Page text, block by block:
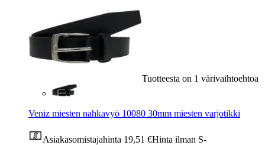
Tuotteesta on 1 värivaihtoehtoa
Veniz miesten nahkavyö 10080 30mm miesten varjotikki
Asiakasomistajahinta 19,51 €Hinta ilman S-